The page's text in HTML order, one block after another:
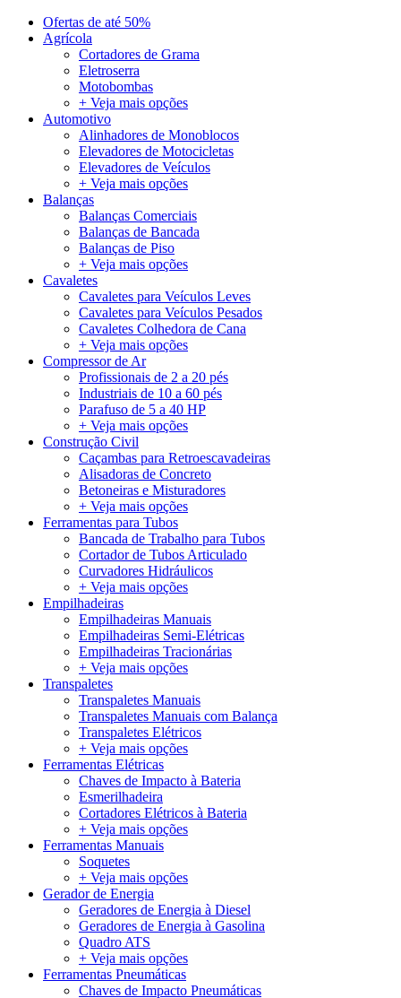
Ofertas de até 50%
Agrícola
Cortadores de Grama
Eletroserra
Motobombas
+ Veja mais opções
Automotivo
Alinhadores de Monoblocos
Elevadores de Motocicletas
Elevadores de Veículos
+ Veja mais opções
Balanças
Balanças Comerciais
Balanças de Bancada
Balanças de Piso
+ Veja mais opções
Cavaletes
Cavaletes para Veículos Leves
Cavaletes para Veículos Pesados
Cavaletes Colhedora de Cana
+ Veja mais opções
Compressor de Ar
Profissionais de 2 a 20 pés
Industriais de 10 a 60 pés
Parafuso de 5 a 40 HP
+ Veja mais opções
Construção Civil
Caçambas para Retroescavadeiras
Alisadoras de Concreto
Betoneiras e Misturadores
+ Veja mais opções
Ferramentas para Tubos
Bancada de Trabalho para Tubos
Cortador de Tubos Articulado
Curvadores Hidráulicos
+ Veja mais opções
Empilhadeiras
Empilhadeiras Manuais
Empilhadeiras Semi-Elétricas
Empilhadeiras Tracionárias
+ Veja mais opções
Transpaletes
Transpaletes Manuais
Transpaletes Manuais com Balança
Transpaletes Elétricos
+ Veja mais opções
Ferramentas Elétricas
Chaves de Impacto à Bateria
Esmerilhadeira
Cortadores Elétricos à Bateria
+ Veja mais opções
Ferramentas Manuais
Soquetes
+ Veja mais opções
Gerador de Energia
Geradores de Energia à Diesel
Geradores de Energia à Gasolina
Quadro ATS
+ Veja mais opções
Ferramentas Pneumáticas
Chaves de Impacto Pneumáticas